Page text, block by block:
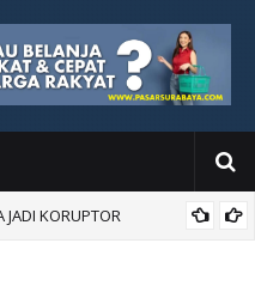
JADI KORUPTOR